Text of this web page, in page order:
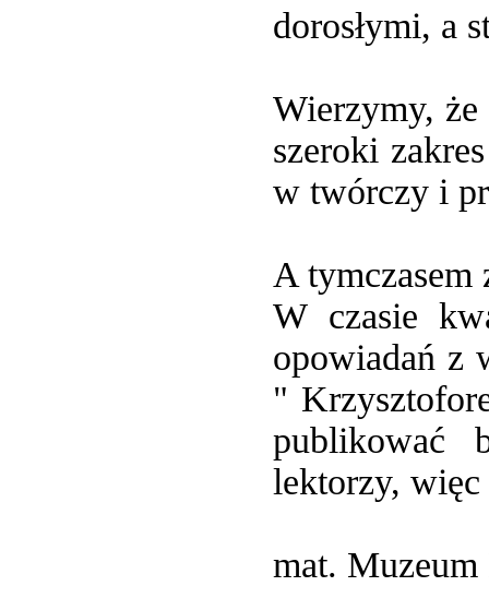
dorosłymi, a
Wierzymy,
szeroki
w twórczy i
A tymczasem
W czasie
opowiadań z
"
publikować
lektorzy, więc
mat.